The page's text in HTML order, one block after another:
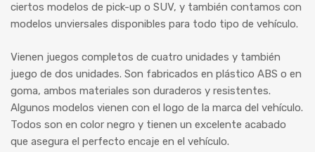
ciertos modelos de pick-up o SUV, y también contamos con
modelos unviersales disponibles para todo tipo de vehículo.
Vienen juegos completos de cuatro unidades y también
juego de dos unidades. Son fabricados en plástico ABS o en
goma, ambos materiales son duraderos y resistentes.
Algunos modelos vienen con el logo de la marca del vehículo.
Todos son en color negro y tienen un excelente acabado
que asegura el perfecto encaje en el vehículo.